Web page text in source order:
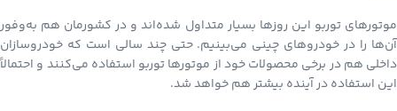
موتورهای توربو این روزها بسیار متداول شده‌اند و در کشورمان هم به‌وفور
آن‌ها را در خودروهای چینی می‌بینیم. حتی چند سالی است که خودروسازان
داخلی هم در برخی محصولات خود از موتورها توربو استفاده می‌کنند و احتمالاً
این استفاده در آینده بیشتر هم خواهد شد.